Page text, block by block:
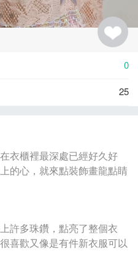
0
25
衣櫃裡最深處已經好久好
的心，就來點裝飾畫龍點睛
許多珠鑽，點亮了整個衣
喜歡又像是有件新衣服可以